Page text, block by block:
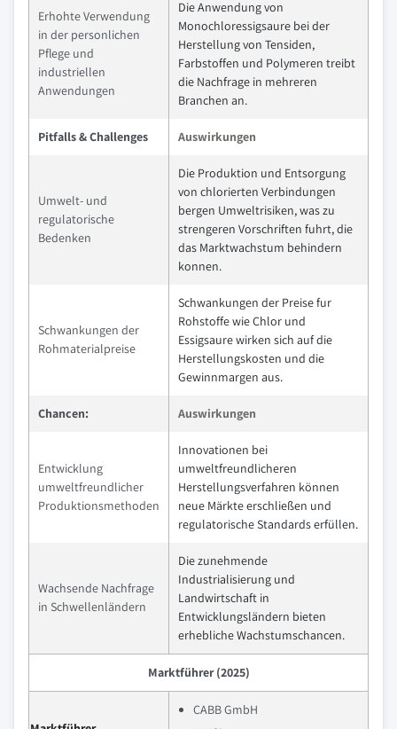
Erhohte Verwendung
in der personlichen
Pflege und
industriellen
Anwendungen
Die Anwendung von
Monochloressigsaure bei der
Herstellung von Tensiden,
Farbstoffen und Polymeren treibt
die Nachfrage in mehreren
Branchen an.
Pitfalls & Challenges Auswirkungen
Umwelt- und
regulatorische
Bedenken
Die Produktion und Entsorgung
von chlorierten Verbindungen
bergen Umweltrisiken, was zu
strengeren Vorschriften fuhrt, die
das Marktwachstum behindern
konnen.
Schwankungen der
Rohmaterialpreise
Schwankungen der Preise fur
Rohstoffe wie Chlor und
Essigsaure wirken sich auf die
Herstellungskosten und die
Gewinnmargen aus.
Chancen: Auswirkungen
Entwicklung
umweltfreundlicher
Produktionsmethoden
Innovationen bei
umweltfreundlicheren
Herstellungsverfahren können
neue Märkte erschließen und
regulatorische Standards erfüllen.
Wachsende Nachfrage
in Schwellenländern
Die zunehmende
Industrialisierung und
Landwirtschaft in
Entwicklungsländern bieten
erhebliche Wachstumschancen.
Marktführer (2025)
CABB GmbH